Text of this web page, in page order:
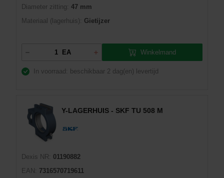
Diameter zitting: 47 mm
Materiaal (lagerhuis):
Gietijzer
EA Winkelmand
In voorraad: beschikbaar 2 dag(en) levertijd
Y-LAGERHUIS - SKF TU 508 M
Dexis NR:
01190882
EAN:
7316570719611